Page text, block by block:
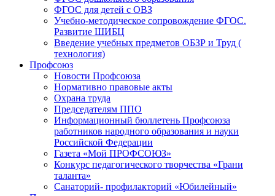
ФГОС для детей с ОВЗ
Учебно-методическое сопровождение ФГОС.
Развитие ШИБЦ
Введение учебных предметов ОБЗР и Труд (
технология)
Профсоюз
Новости Профсоюза
Нормативно правовые акты
Охрана труда
Председателям ППО
Информационный бюллетень Профсоюза
работников народного образования и науки
Российской Федерации
Газета «Мой ПРОФСОЮЗ»
Конкурс педагогического творчества «Грани
таланта»
Санаторий- профилакторий «Юбилейный»